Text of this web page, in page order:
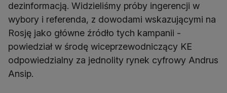
dezinformacją. Widzieliśmy próby ingerencji w
wybory i referenda, z dowodami wskazującymi na
Rosję jako główne źródło tych kampanii -
powiedział w środę wiceprzewodniczący KE
odpowiedzialny za jednolity rynek cyfrowy Andrus
Ansip.